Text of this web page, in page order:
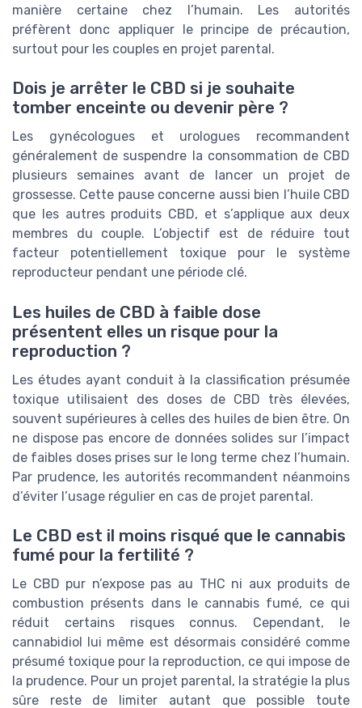
manière certaine chez l’humain. Les autorités
préfèrent donc appliquer le principe de précaution,
surtout pour les couples en projet parental.
Dois je arrêter le CBD si je souhaite
tomber enceinte ou devenir père ?
Les gynécologues et urologues recommandent
généralement de suspendre la consommation de CBD
plusieurs semaines avant de lancer un projet de
grossesse. Cette pause concerne aussi bien l’huile CBD
que les autres produits CBD, et s’applique aux deux
membres du couple. L’objectif est de réduire tout
facteur potentiellement toxique pour le système
reproducteur pendant une période clé.
Les huiles de CBD à faible dose
présentent elles un risque pour la
reproduction ?
Les études ayant conduit à la classification présumée
toxique utilisaient des doses de CBD très élevées,
souvent supérieures à celles des huiles de bien être. On
ne dispose pas encore de données solides sur l’impact
de faibles doses prises sur le long terme chez l’humain.
Par prudence, les autorités recommandent néanmoins
d’éviter l’usage régulier en cas de projet parental.
Le CBD est il moins risqué que le cannabis
fumé pour la fertilité ?
Le CBD pur n’expose pas au THC ni aux produits de
combustion présents dans le cannabis fumé, ce qui
réduit certains risques connus. Cependant, le
cannabidiol lui même est désormais considéré comme
présumé toxique pour la reproduction, ce qui impose de
la prudence. Pour un projet parental, la stratégie la plus
sûre reste de limiter autant que possible toute